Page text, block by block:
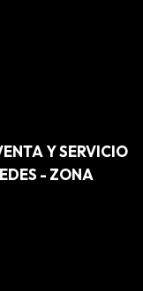
Y SERVICIO
- ZONA